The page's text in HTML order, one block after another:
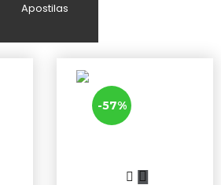
Apostilas
-57%